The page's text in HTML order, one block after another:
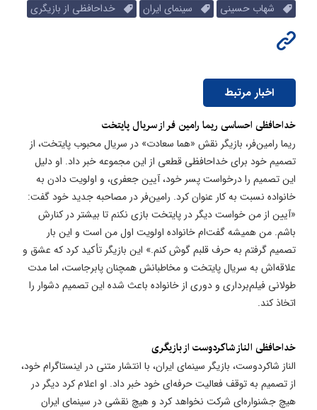
شهاب حسینی
سینمای ایران خداحافظی از بازیگری
اخبار مرتبط
خداحافظی احساسی ریما رامین فر از سریال پایتخت
ریما رامین‌فر، بازیگر نقش «هما سعادت» در سریال محبوب پایتخت، از
تصمیم خود برای خداحافظی قطعی از این مجموعه خبر داد. او دلیل
این تصمیم را درخواست پسر خود، آیین جعفری، و اولویت دادن به
خانواده نسبت به کار عنوان کرد. رامین‌فر در مصاحبه جدید خود گفت:
«آیین از من خواست دیگر در پایتخت بازی نکنم تا بیشتر در کنارش
باشم. من همیشه گفت‌ام خانواده اولویت اول من است و این بار
تصمیم گرفتم به حرف قلبم گوش کنم.» این بازیگر تأکید کرد که عشق و
علاقه‌اش به سریال پایتخت و مخاطبانش همچنان پابرجاست، اما مدت
طولانی فیلم‌برداری و دوری از خانواده باعث شده این تصمیم دشوار را
اتخاذ کند.
خداحافظی الناز شاکردوست از بازیگری
الناز شاکردوست، بازیگر سینمای ایران، با انتشار متنی در اینستاگرام خود،
از تصمیم به توقف فعالیت حرفه‌ای خود خبر داد. او اعلام کرد دیگر در
هیچ جشنواره‌ای شرکت نخواهد کرد و هیچ نقشی در سینمای ایران